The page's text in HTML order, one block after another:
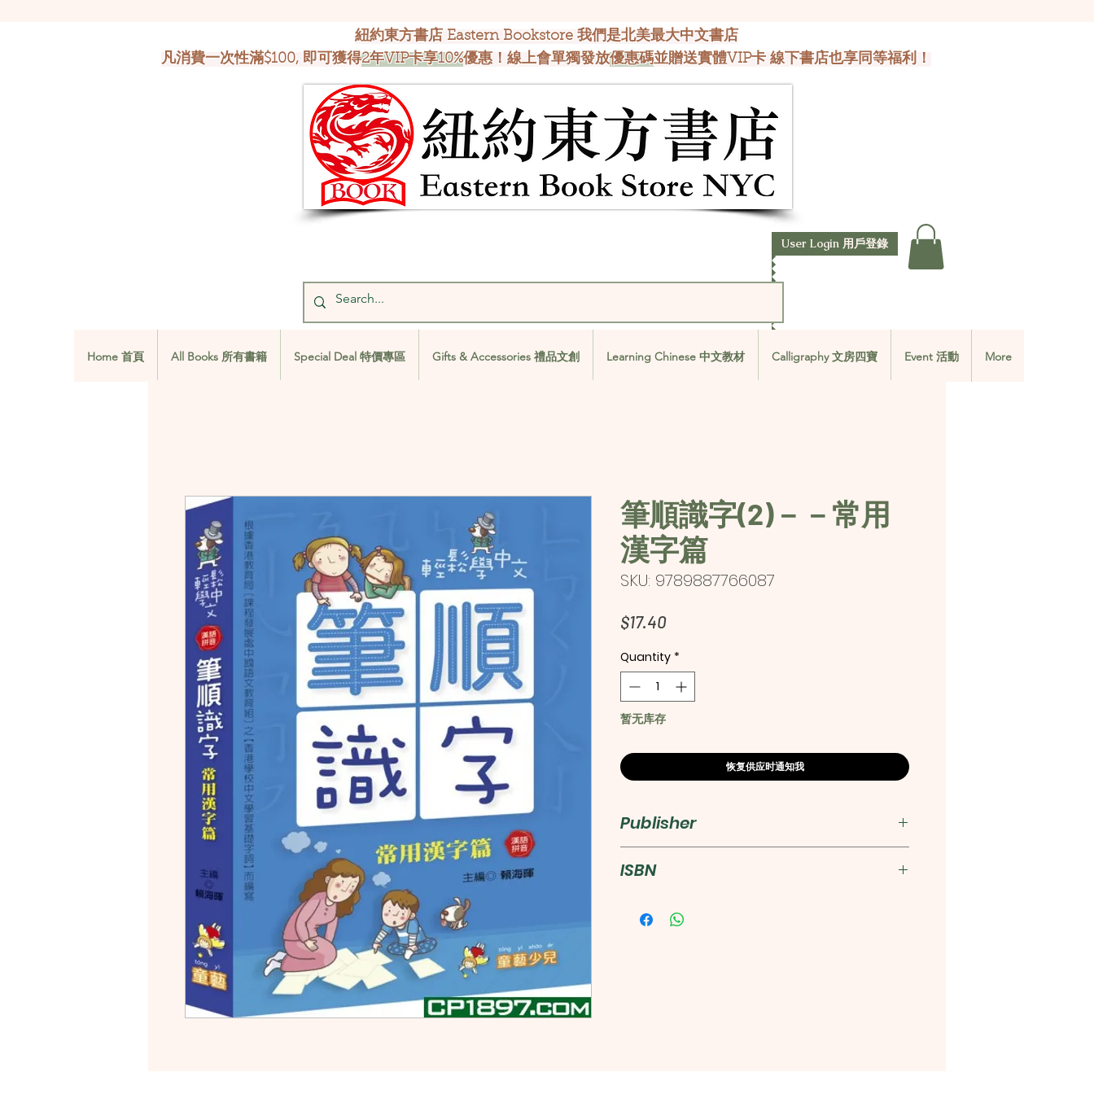
紐約東方書店 Eastern Bookstore 我們是北美最大中文書店
凡消費一次性滿$100, 即可獲得2年VIP卡享10%優惠！線上會單獨發放優惠碼並贈送實體VIP卡 線下書店也享同等福利！
User Login 用戶登錄
Home 首頁 All Books 所有書籍 Special Deal 特價專區 Gifts & Accessories 禮品文創 Learning Chinese 中文教材 Calligraphy 文房四寶 Event 活動 More
Home 首頁 All Books 所有書籍 Special Deal 特價專區 Gifts & Accessories 禮品文創 Learning Chinese 中文教材 Calligraphy 文房四寶 Event 活動 More
筆順識字(2)－－常用
漢字篇
SKU: 9789887766087
$17.40Price
Quantity *
暂无库存
恢复供应时通知我
Publisher
童藝少兒文化
ISBN
9789887766087